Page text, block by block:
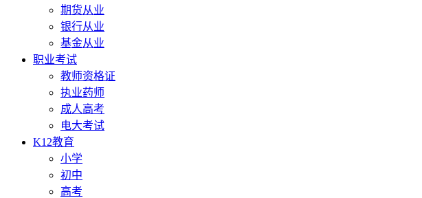
期货从业
银行从业
基金从业
职业考试
教师资格证
执业药师
成人高考
电大考试
K12教育
小学
初中
高考